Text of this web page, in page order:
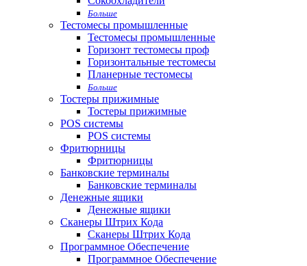
Больше
Тестомесы промышленные
Тестомесы промышленные
Горизонт тестомесы проф
Горизонтальные тестомесы
Планерные тестомесы
Больше
Тостеры прижимные
Тостеры прижимные
POS системы
POS системы
Фритюрницы
Фритюрницы
Банковские терминалы
Банковские терминалы
Денежные ящики
Денежные ящики
Сканеры Штрих Кода
Сканеры Штрих Кода
Программное Обеспечение
Программное Обеспечение